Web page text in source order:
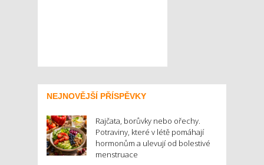
NEJNOVĚJŠÍ PŘÍSPĚVKY
Rajčata, borůvky nebo ořechy.
Potraviny, které v létě pomáhají
hormonům a ulevují od bolestivé
menstruace